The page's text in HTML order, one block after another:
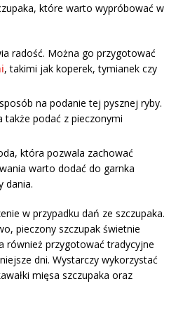
które warto wypróbować w
radość. Można go przygotować
, takimi jak koperek, tymianek czy
na podanie tej pysznej ryby.
podać z pieczonymi
która pozwala zachować
warto dodać do garnka
dania.
w przypadku dań ze szczupaka.
pieczony szczupak świetnie
również przygotować tradycyjne
dni. Wystarczy wykorzystać
mięsa szczupaka oraz